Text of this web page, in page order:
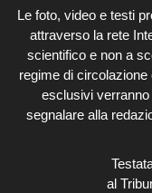
Le foto, video e testi
attraverso la rete
scientifico e non a
regime di circolazione
esclusivi
segnalare alla
al